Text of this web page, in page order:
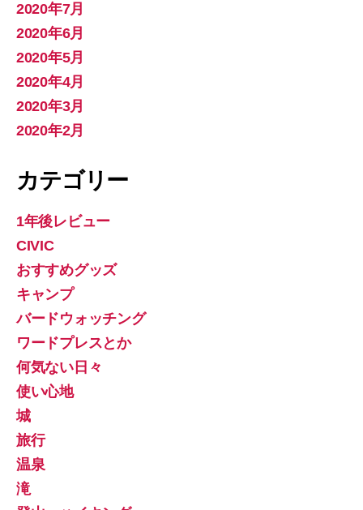
2020年7月
2020年6月
2020年5月
2020年4月
2020年3月
2020年2月
カテゴリー
1年後レビュー
CIVIC
おすすめグッズ
キャンプ
バードウォッチング
ワードプレスとか
何気ない日々
使い心地
城
旅行
温泉
滝